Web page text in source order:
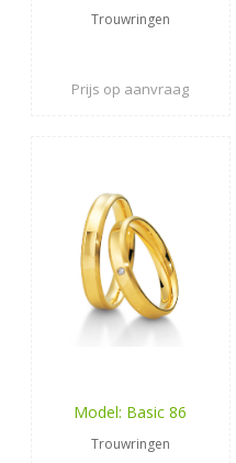
Trouwringen
Prijs op aanvraag
Model: Basic 86
Trouwringen